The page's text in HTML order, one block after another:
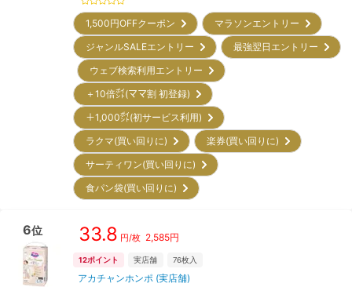
1,500円OFFクーポン
マラソンエントリー
ジャンルSALEエントリー
最強翌日エントリー
ウェブ検索利用エントリー
＋10倍㌽(ママ割 初登録)
＋1,000㌽(初サービス利用)
ラクマ(買い回りに)
楽券(買い回りに)
サーティワン(買い回りに)
食パン袋(買い回りに)
6位 33.8 円/枚 2,585円
12ポイント 実店舗 76枚入
アカチャンホンポ (実店舗)